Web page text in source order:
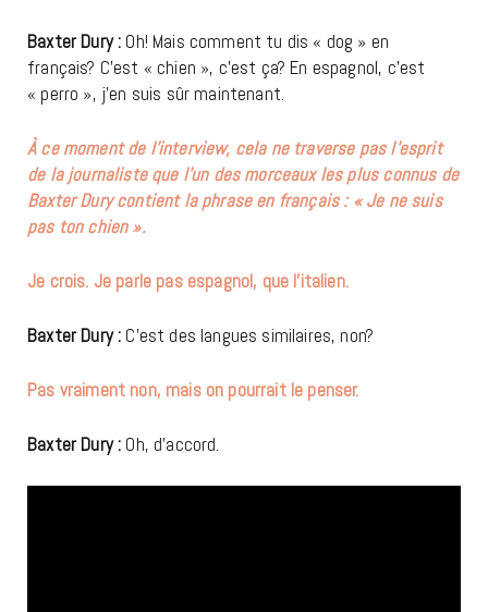
Baxter Dury : Oh! Mais comment tu dis « dog » en
français? C’est « chien », c’est ça? En espagnol, c’est
« perro », j’en suis sûr maintenant.
À ce moment de l’interview, cela ne traverse pas l’esprit
de la journaliste que l’un des morceaux les plus connus de
Baxter Dury contient la phrase en français : « Je ne suis
pas ton chien ».
Je crois. Je parle pas espagnol, que l’italien.
Baxter Dury : C’est des langues similaires, non?
Pas vraiment non, mais on pourrait le penser.
Baxter Dury : Oh, d’accord.